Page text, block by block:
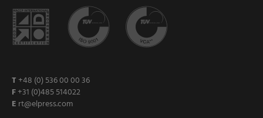
T +48 (0) 536 00 00 36
F+31 (0)485 514022
E rt@elpress.com